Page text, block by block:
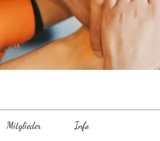
Mitglieder Info